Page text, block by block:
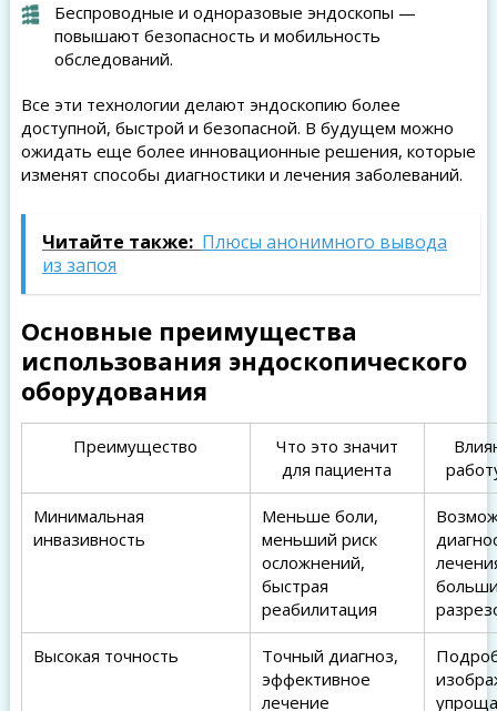
Беспроводные и одноразовые эндоскопы —
повышают безопасность и мобильность
обследований.
Все эти технологии делают эндоскопию более
доступной, быстрой и безопасной. В будущем можно
ожидать еще более инновационные решения, которые
изменят способы диагностики и лечения заболеваний.
Читайте также: Плюсы анонимного вывода
из запоя
Основные преимущества
использования эндоскопического
оборудования
Преимущество
Что это значит
для пациента
Минимальная
инвазивность
Меньше боли,
меньший риск
осложнений,
быстрая
реабилитация
Высокая точность
Точный диагноз,
эффективное
лечение